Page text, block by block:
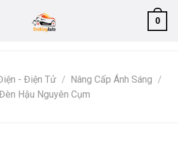
0
- Điện Tử / Nâng Cấp Ánh Sáng /
Hậu Nguyên Cụm